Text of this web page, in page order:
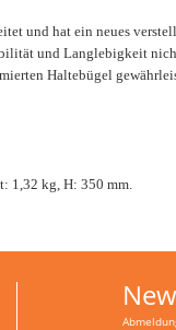
und hat ein neues
und Langlebigkeit
Haltebügel
1,32 kg, H: 350 mm.